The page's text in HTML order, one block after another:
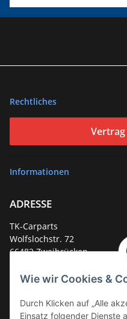
Wie wir Cookies &
Durch Klicken auf „Alle
Einsatz folgender Dienste
Rechtliches
Informationen
ADRESSE
TK-Carparts
Wolfslochstr. 72
66482 Zweibrücken
Service-Hotline +49 (0)6332 -
E-Mail:mail@tk-carparts.de